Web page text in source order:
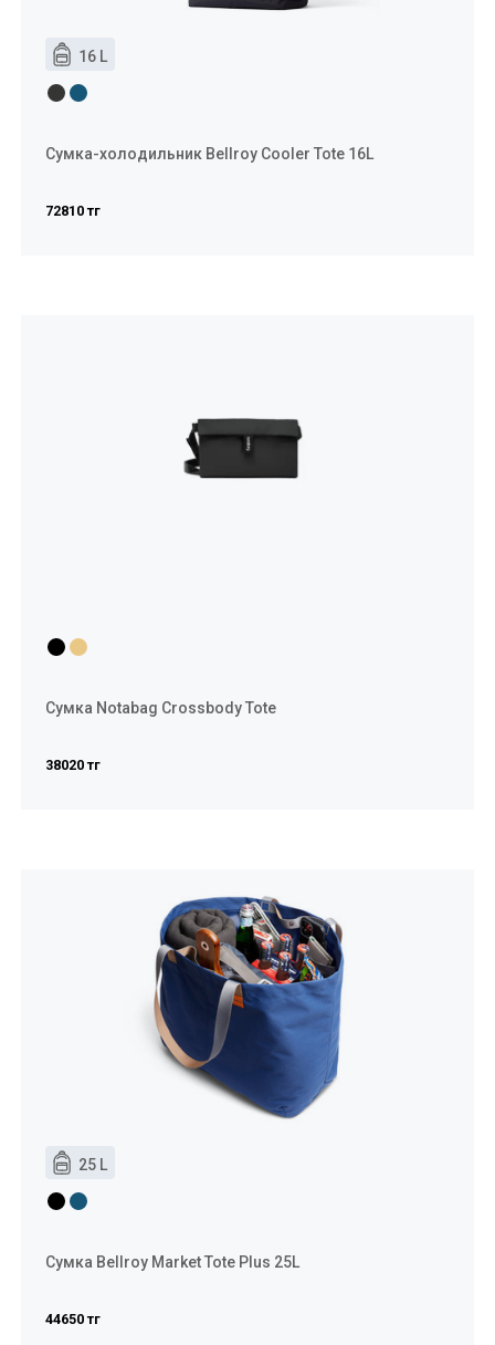
16 L
Сумка-холодильник Bellroy Cooler Tote 16L
72810 тг
Сумка Notabag Crossbody Tote
38020 тг
25 L
Сумка Bellroy Market Tote Plus 25L
44650 тг